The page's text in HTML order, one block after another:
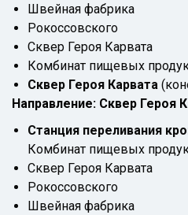
Швейная фабрика
Рокоссовского
Сквер Героя Карвата
Комбинат пищевых
Сквер Героя Карвата
Направление: Сквер
Станция переливания
Комбинат пищевых
Cквер Героя Карвата
Рокоссовского
Швейная фабрика